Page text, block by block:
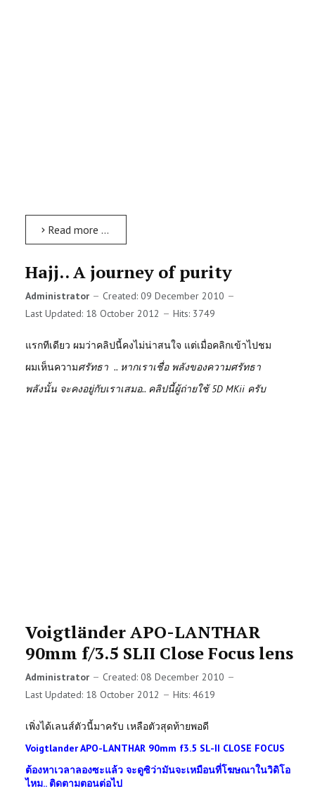
Read more …
Hajj.. A journey of purity
Administrator
Created: 09 December 2010
Last Updated: 18 October 2012
Hits: 3749
แรกทีเดียว ผมว่าคลิปนี้คงไม่น่าสนใจ แต่เมื่อคลิกเข้าไปชม
ผมเห็นความศรัทธา .. หากเราเชื่อ พลังของความศรัทธา
พลังนั้น จะคงอยู่กับเราเสมอ.. คลิปนี้ผู้ถ่ายใช้ 5D MKii ครับ
Voigtländer APO-LANTHAR
90mm f/3.5 SLII Close Focus lens
Administrator
Created: 08 December 2010
Last Updated: 18 October 2012
Hits: 4619
เพิ่งได้เลนส์ตัวนี้มาครับ เหลือตัวสุดท้ายพอดี
Voigtlander APO-LANTHAR 90mm f3.5 SL-II CLOSE FOCUS
ต้องหาเวลาลองซะแล้ว จะดูซิว่ามันจะเหมือนที่โฆษณาในวิดิโอ
ไหม.. ติดตามตอนต่อไป